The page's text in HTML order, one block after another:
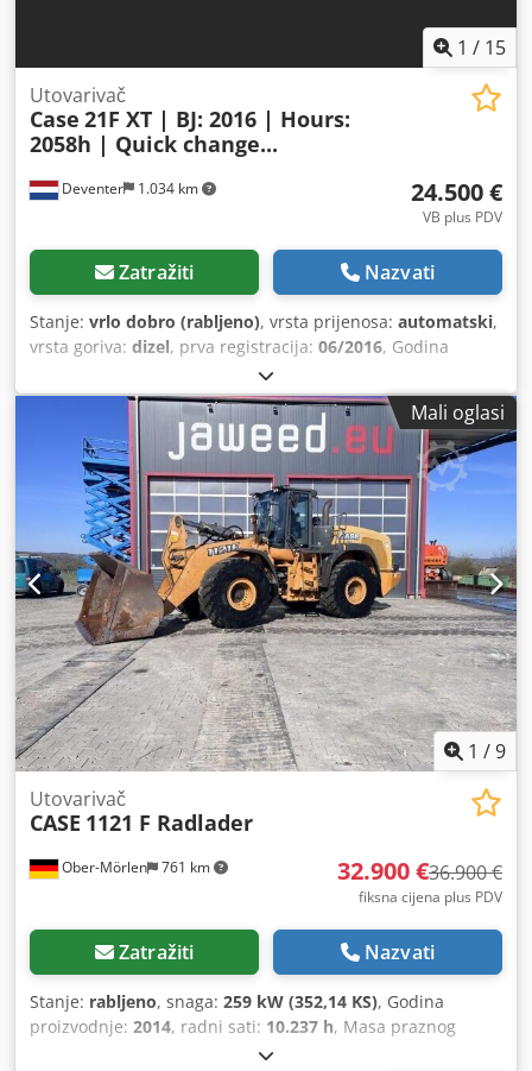
1 / 15
Deventer 1.034 km
Utovarivač
Case 21F XT | BJ: 2016 | Hours:
2058h | Quick change...
24.500 €
VB plus PDV
Zatražiti Nazvati
Stanje: vrlo dobro (rabljeno), vrsta prijenosa: automatski,
vrsta goriva: dizel, prva registracija: 06/2016, Godina
, radni sati:2.058 h
Mali oglasi
1 /9
Ober-Mörlen 761 km
Utovarivač
CASE 1121 F Radlader
32.900 €36.900 €
fiksna cijena plus PDV
Zatražiti Nazvati
Stanje: rabljeno, snaga: 259 kW (352,14 KS), Godina
proizvodnje: 2014, radni sati: 10.237 h, Masa praznog
vozila: 27.024 kg Za dodatne informacije obratite se Emalu